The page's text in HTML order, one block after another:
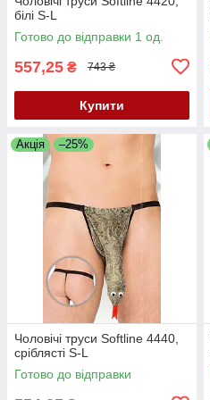
білі S-L
Готово до відправки 1 од.
557,25 ₴ 743 ₴
Купити
Акція –25%
Чоловічі труси Softline 4440,
сріблясті S-L
Готово до відправки